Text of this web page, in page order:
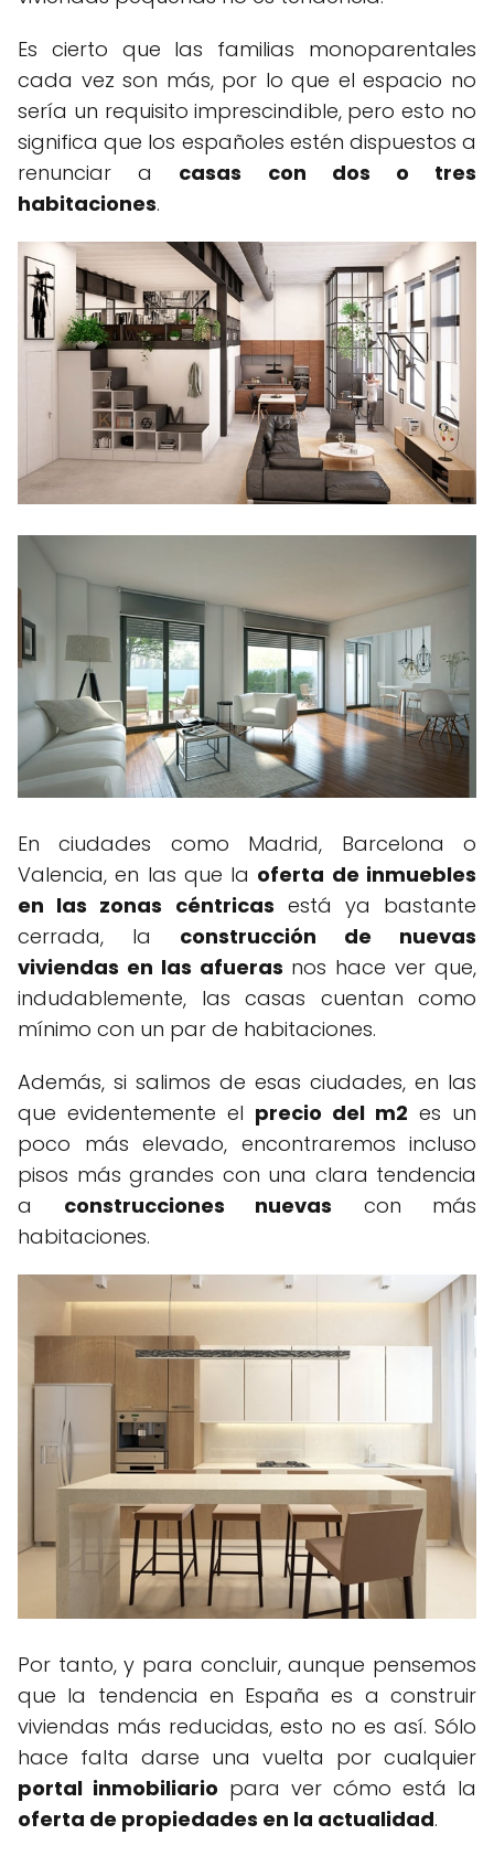
Es cierto que las familias monoparentales
cada vez son más, por lo que el espacio no
sería un requisito imprescindible, pero esto no
significa que los españoles estén dispuestos a
renunciar a casas con dos o tres
habitaciones.
En ciudades como Madrid, Barcelona o
Valencia, en las que la oferta de inmuebles
en las zonas céntricas está ya bastante
cerrada, la construcción de nuevas
viviendas en las afueras nos hace ver que,
indudablemente, las casas cuentan como
mínimo con un par de habitaciones.
Además, si salimos de esas ciudades, en las
que evidentemente el precio del m2 es un
poco más elevado, encontraremos incluso
pisos más grandes con una clara tendencia
a construcciones nuevas con más
habitaciones.
Por tanto, y para concluir, aunque pensemos
que la tendencia en España es a construir
viviendas más reducidas, esto no es así. Sólo
hace falta darse una vuelta por cualquier
portal inmobiliario para ver cómo está la
oferta de propiedades en la actualidad.